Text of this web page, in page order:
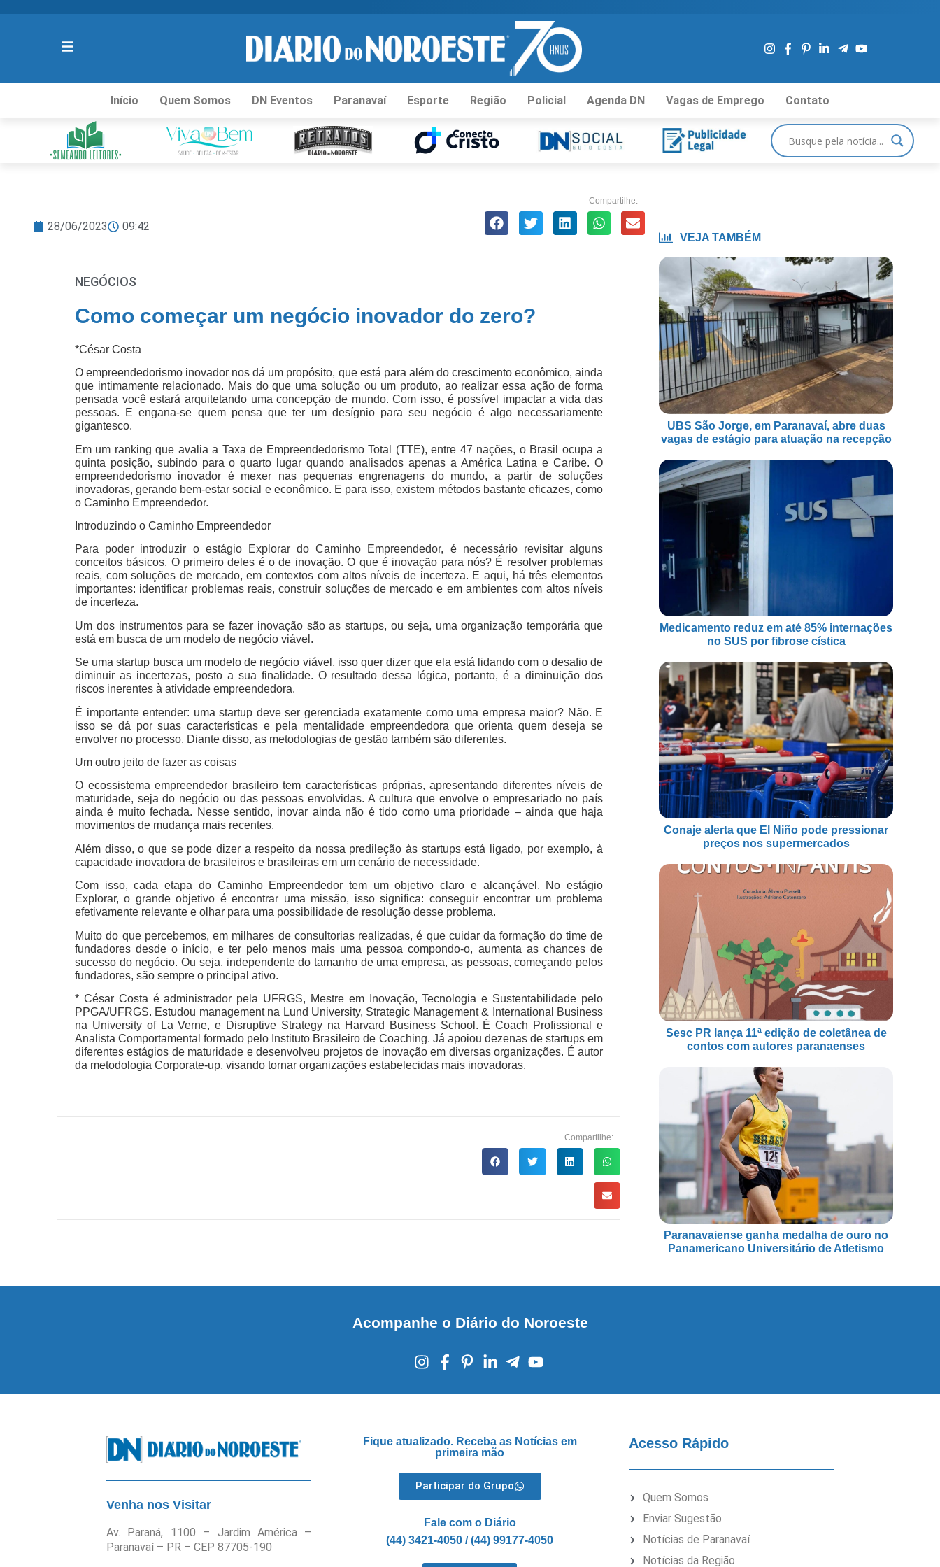
Início Quem Somos DN Eventos Paranavaí Esporte Região Policial Agenda DN Vagas de Emprego Contato
28/06/2023 09:42
Compartilhe:
NEGÓCIOS
Como começar um negócio inovador do zero?
*César Costa
O empreendedorismo inovador nos dá um propósito, que está para além do crescimento econômico, ainda
que intimamente relacionado. Mais do que uma solução ou um produto, ao realizar essa ação de forma
pensada você estará arquitetando uma concepção de mundo. Com isso, é possível impactar a vida das
pessoas. E engana-se quem pensa que ter um desígnio para seu negócio é algo necessariamente
gigantesco.
Em um ranking que avalia a Taxa de Empreendedorismo Total (TTE), entre 47 nações, o Brasil ocupa a
quinta posição, subindo para o quarto lugar quando analisados apenas a América Latina e Caribe. O
empreendedorismo inovador é mexer nas pequenas engrenagens do mundo, a partir de soluções
inovadoras, gerando bem-estar social e econômico. E para isso, existem métodos bastante eficazes, como
o Caminho Empreendedor.
Introduzindo o Caminho Empreendedor
Para poder introduzir o estágio Explorar do Caminho Empreendedor, é necessário revisitar alguns
conceitos básicos. O primeiro deles é o de inovação. O que é inovação para nós? É resolver problemas
reais, com soluções de mercado, em contextos com altos níveis de incerteza. E aqui, há três elementos
importantes: identificar problemas reais, construir soluções de mercado e em ambientes com altos níveis
de incerteza.
Um dos instrumentos para se fazer inovação são as startups, ou seja, uma organização temporária que
está em busca de um modelo de negócio viável.
Se uma startup busca um modelo de negócio viável, isso quer dizer que ela está lidando com o desafio de
diminuir as incertezas, posto a sua finalidade. O resultado dessa lógica, portanto, é a diminuição dos
riscos inerentes à atividade empreendedora.
É importante entender: uma startup deve ser gerenciada exatamente como uma empresa maior? Não. E
isso se dá por suas características e pela mentalidade empreendedora que orienta quem deseja se
envolver no processo. Diante disso, as metodologias de gestão também são diferentes.
Um outro jeito de fazer as coisas
O ecossistema empreendedor brasileiro tem características próprias, apresentando diferentes níveis de
maturidade, seja do negócio ou das pessoas envolvidas. A cultura que envolve o empresariado no país
ainda é muito fechada. Nesse sentido, inovar ainda não é tido como uma prioridade – ainda que haja
movimentos de mudança mais recentes.
Além disso, o que se pode dizer a respeito da nossa predileção às startups está ligado, por exemplo, à
capacidade inovadora de brasileiros e brasileiras em um cenário de necessidade.
Com isso, cada etapa do Caminho Empreendedor tem um objetivo claro e alcançável. No estágio
Explorar, o grande objetivo é encontrar uma missão, isso significa: conseguir encontrar um problema
efetivamente relevante e olhar para uma possibilidade de resolução desse problema.
Muito do que percebemos, em milhares de consultorias realizadas, é que cuidar da formação do time de
fundadores desde o início, e ter pelo menos mais uma pessoa compondo-o, aumenta as chances de
sucesso do negócio. Ou seja, independente do tamanho de uma empresa, as pessoas, começando pelos
fundadores, são sempre o principal ativo.
* César Costa é administrador pela UFRGS, Mestre em Inovação, Tecnologia e Sustentabilidade pelo
PPGA/UFRGS. Estudou management na Lund University, Strategic Management & International Business
na University of La Verne, e Disruptive Strategy na Harvard Business School. É Coach Profissional e
Analista Comportamental formado pelo Instituto Brasileiro de Coaching. Já apoiou dezenas de startups em
diferentes estágios de maturidade e desenvolveu projetos de inovação em diversas organizações. É autor
da metodologia Corporate-up, visando tornar organizações estabelecidas mais inovadoras.
Compartilhe:
VEJA TAMBÉM
UBS São Jorge, em Paranavaí, abre duas
vagas de estágio para atuação na recepção
Medicamento reduz em até 85% internações
no SUS por fibrose cística
Conaje alerta que El Niño pode pressionar
preços nos supermercados
Sesc PR lança 11ª edição de coletânea de
contos com autores paranaenses
Paranavaiense ganha medalha de ouro no
Panamericano Universitário de Atletismo
Acompanhe o Diário do Noroeste
Venha nos Visitar
Av. Paraná, 1100 – Jardim América –
Paranavaí – PR – CEP 87705-190
Fique atualizado. Receba as Notícias em
primeira mão
Participar do Grupo
Fale com o Diário
(44) 3421-4050 / (44) 99177-4050
Acesso Rápido
Quem Somos
Enviar Sugestão
Notícias de Paranavaí
Notícias da Região